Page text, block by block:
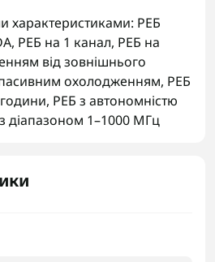
характеристиками: РЕБ
, РЕБ на 1 канал, РЕБ на
від зовнішнього
охолодженням, РЕБ
, РЕБ з автономністю
діапазоном 1–1000 МГц